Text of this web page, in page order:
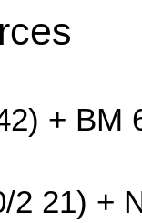
+ BM
2 21) +